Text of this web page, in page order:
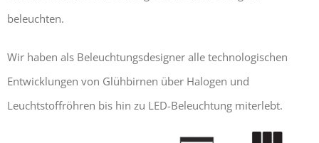
beleuchten.
Wir haben als Beleuchtungsdesigner alle technologischen
Entwicklungen von Glühbirnen über Halogen und
Leuchtstoffröhren bis hin zu LED-Beleuchtung miterlebt.